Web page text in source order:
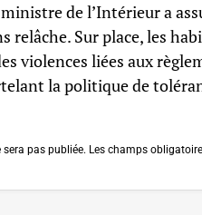
de l’Intérieur a
relâche. Sur place, les
violences liées aux
la politique de
pas publiée. Les champs